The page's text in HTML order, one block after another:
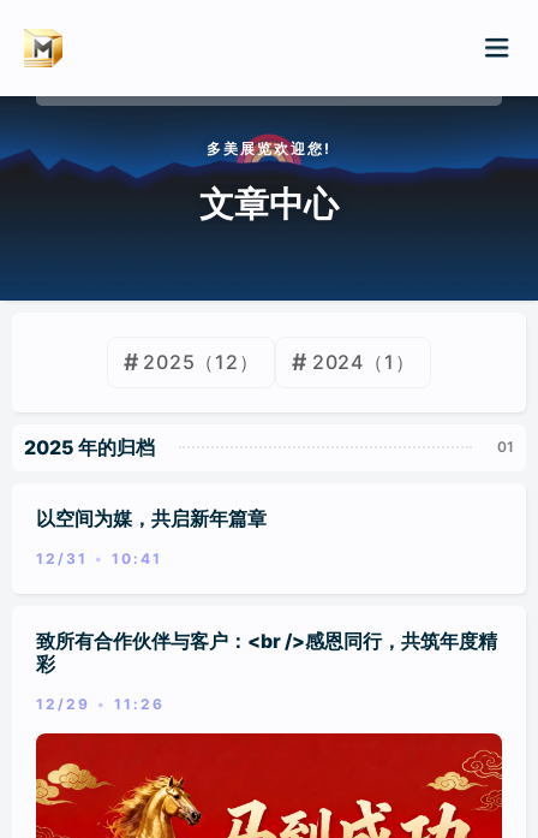
首页
展会特装/品牌巡展
展会排期
多美展览欢迎您!
文章中心
2025 （12） 2024 （1）
2025 年的归档
以空间为媒，共启新年篇章
12/31 10:41
致所有合作伙伴与客户：<br />感恩同行，共筑年度精
彩
12/29 11:26